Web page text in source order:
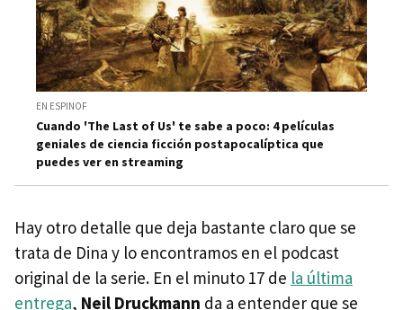
EN ESPINOF
Cuando 'The Last of Us' te sabe a poco: 4 películas
geniales de ciencia ficción postapocalíptica que
puedes ver en streaming
Hay otro detalle que deja bastante claro que se
trata de Dina y lo encontramos en el podcast
original de la serie. En el minuto 17 de la última
entrega, Neil Druckmann da a entender que se